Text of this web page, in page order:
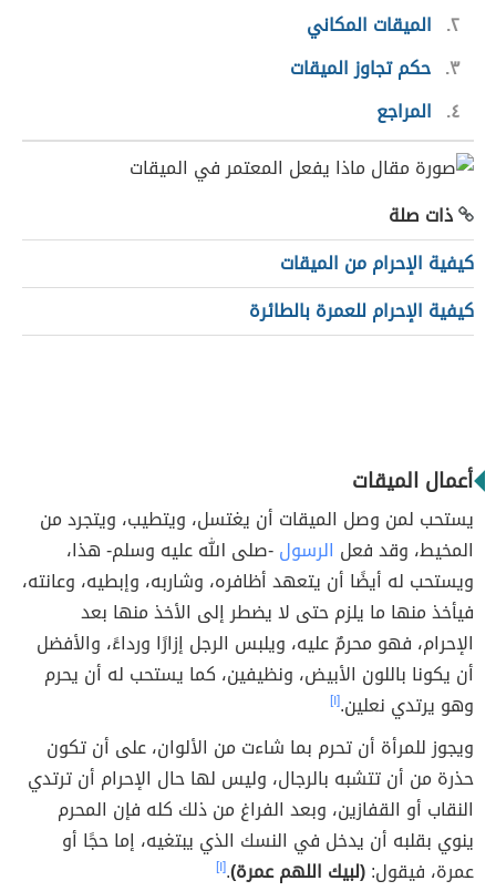
٢ الميقات المكاني
٣ حكم تجاوز الميقات
٤
المراجع
ذات صلة
كيفية الإحرام من الميقات
كيفية الإحرام للعمرة بالطائرة
أعمال الميقات
يستحب لمن وصل الميقات أن يغتسل، ويتطيب، ويتجرد من
المخيط، وقد فعل الرسول-صلى الله عليه وسلم- هذا،
ويستحب له أيضًا أن يتعهد أظافره، وشاربه، وإبطيه، وعانته،
فيأخذ منها ما يلزم حتى لا يضطر إلى الأخذ منها بعد
الإحرام، فهو محرمٌ عليه، ويلبس الرجل إزارًا ورداءً، والأفضل
أن يكونا باللون الأبيض، ونظيفين، كما يستحب له أن يحرم
وهو يرتدي نعلين.[١]
ويجوز للمرأة أن تحرم بما شاءت من الألوان، على أن تكون
حذرة من أن تتشبه بالرجال، وليس لها حال الإحرام أن ترتدي
النقاب أو القفازين، وبعد الفراغ من ذلك كله فإن المحرم
ينوي بقلبه أن يدخل في النسك الذي يبتغيه، إما حجًا أو
عمرة، فيقول:(لبيك اللهم عمرة).[١]